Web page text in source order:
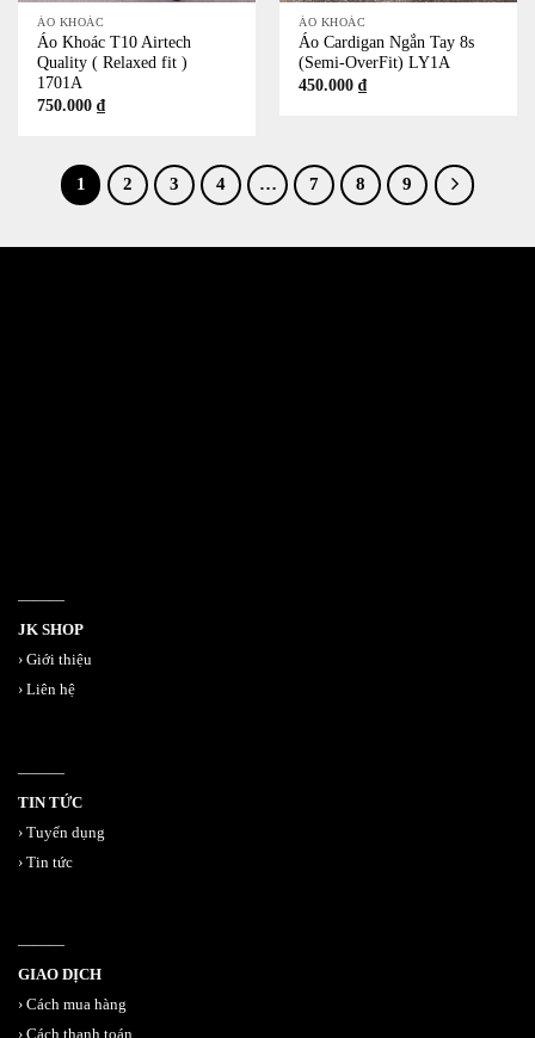
ÁO KHOÁC
Áo Khoác T10 Airtech
Quality ( Relaxed fit )
1701A
750.000₫
ÁO KHOÁC
Áo Cardigan Ngắn Tay 8s
(Semi-OverFit) LY1A
450.000₫
1 2 3 4 … 7 8 9
———
JK SHOP
› Giới thiệu
› Liên hệ
———
TIN TỨC
› Tuyển dụng
› Tin tức
———
GIAO DỊCH
› Cách mua hàng
› Cách thanh toán